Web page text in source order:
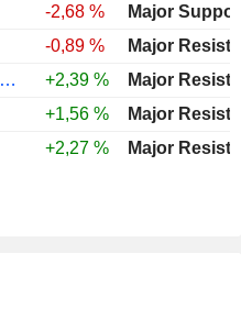
-2,68 %
-0,89 %
DASSAULT SYSTÈMES SE
+2,39 %
+1,56 %
+2,27 %